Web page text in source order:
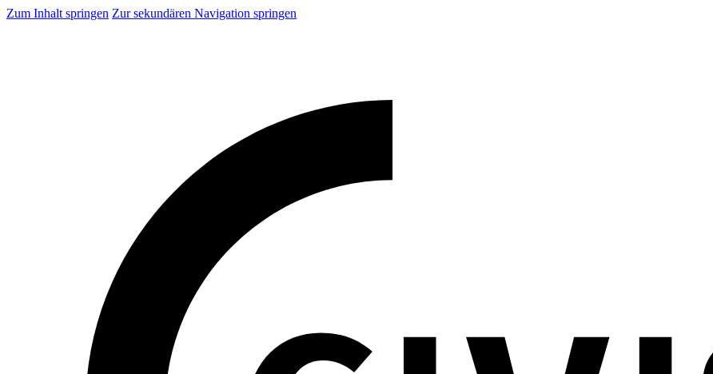
Zum Inhalt springen Zur sekundären Navigation springen